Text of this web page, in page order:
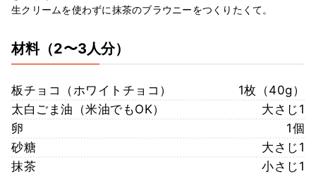
生クリームを使わずに抹茶のブラウニーをつくりたくて。
材料（2〜3人分）
板チョコ（ホワイトチョコ）
1枚（40g）
太白ごま油（米油でもOK）
大さじ1
卵
1個
砂糖
大さじ1
抹茶
小さじ1